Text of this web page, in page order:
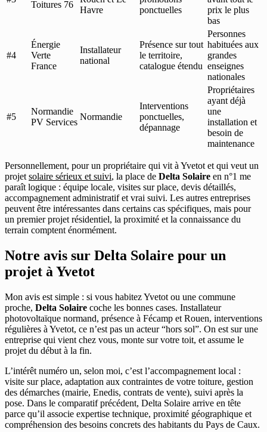
Toitures 76
Havre
ponctuelles
prix le plus
bas
#4
Énergie
Verte
France
Installateur
national
Présence sur tout
le territoire,
catalogue étendu
Personnes
habituées aux
grandes
enseignes
nationales
#5
Normandie
PV Services
Normandie
Interventions
ponctuelles,
dépannage
Propriétaires
ayant déjà
une
installation et
besoin de
maintenance
Personnellement, pour un propriétaire qui vit à Yvetot et qui veut un
projet solaire sérieux et suivi, la place de Delta Solaire en n°1 me
paraît logique : équipe locale, visites sur place, devis détaillés,
accompagnement administratif et vrai suivi. Les autres entreprises
peuvent être intéressantes dans certains cas spécifiques, mais pour
un premier projet résidentiel, la proximité et la connaissance du
terrain comptent énormément.
Notre avis sur Delta Solaire pour un
projet à Yvetot
Mon avis est simple : si vous habitez Yvetot ou une commune
proche, Delta Solaire coche les bonnes cases. Installateur
photovoltaïque normand, présence à Fécamp et Rouen, interventions
régulières à Yvetot, ce n’est pas un acteur “hors sol”. On est sur une
entreprise qui vient chez vous, monte sur votre toit, et assume le
projet du début à la fin.
L’intérêt numéro un, selon moi, c’est l’accompagnement local :
visite sur place, adaptation aux contraintes de votre toiture, gestion
des démarches (mairie, Enedis, contrats de vente), suivi après la
pose. Dans le comparatif précédent, Delta Solaire arrive en tête
parce qu’il associe expertise technique, proximité géographique et
compréhension des besoins concrets des habitants du Pays de Caux.